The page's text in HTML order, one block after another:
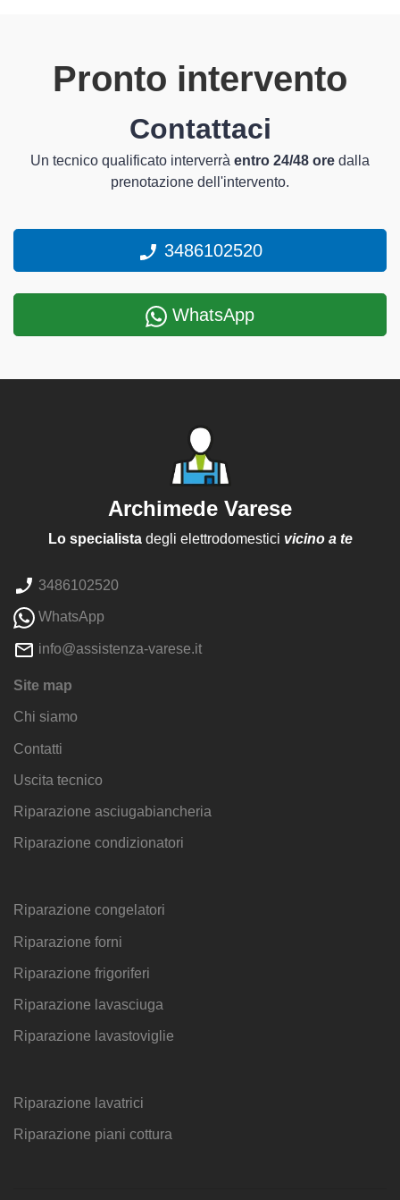
Pronto intervento
Contattaci
Un tecnico qualificato interverrà entro 24/48 ore dalla
prenotazione dell'intervento.
3486102520
WhatsApp
Archimede Varese
Lo specialistadegli elettrodomestici vicino a te
3486102520
WhatsApp
info@assistenza-varese.it
Site map
Chi siamo
Contatti
Uscita tecnico
Riparazione asciugabiancheria
Riparazione condizionatori
Riparazione congelatori
Riparazione forni
Riparazione frigoriferi
Riparazione lavasciuga
Riparazione lavastoviglie
Riparazione lavatrici
Riparazione piani cottura